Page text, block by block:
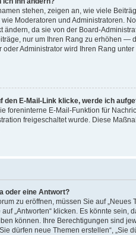
stehen, zeigen an, wie viele
Moderatoren und Administratoren.
ändern, da sie von der Board-
nur um Ihren Rang zu erhöhen —
Administrator wird Ihren Rang
den E-Mail-Link klicke, werde ich
foreninterne E-Mail-Funktion für
freigeschaltet wurde. Diese
oder eine Antwort?
zu eröffnen, müssen Sie auf „Neues
„Antworten“ klicken. Es könnte sein,
können. Ihre Berechtigungen sind
dürfen neue Themen erstellen“, „Sie